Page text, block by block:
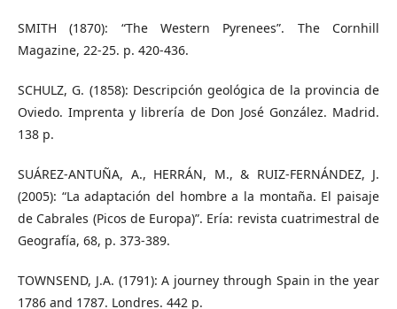
SMITH (1870): “The Western Pyrenees”. The Cornhill
Magazine, 22-25. p. 420-436.
SCHULZ, G. (1858): Descripción geológica de la provincia de
Oviedo. Imprenta y librería de Don José González. Madrid.
138 p.
SUÁREZ-ANTUÑA, A., HERRÁN, M., & RUIZ-FERNÁNDEZ, J.
(2005): “La adaptación del hombre a la montaña. El paisaje
de Cabrales (Picos de Europa)”. Ería: revista cuatrimestral de
Geografía, 68, p. 373-389.
TOWNSEND, J.A. (1791): A journey through Spain in the year
1786 and 1787. Londres. 442 p.